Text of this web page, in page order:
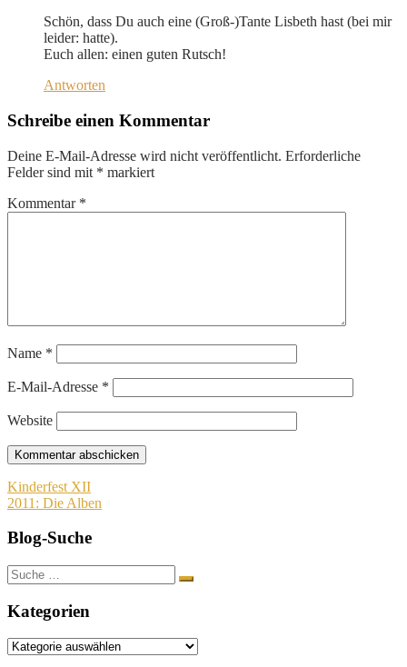
Schön, dass Du auch eine (Groß-)Tante Lisbeth hast (bei mir
leider: hatte).
Euch allen: einen guten Rutsch!
Antworten
Schreibe einen Kommentar
Deine E-Mail-Adresse wird nicht veröffentlicht. Erforderliche
Felder sind mit * markiert
Kommentar *
Name *
E-Mail-Adresse *
Website
Beitragsnavigation
Kinderfest XII
2011: Die Alben
Blog-Suche
Suche
nach:
Kategorien
Kategorien